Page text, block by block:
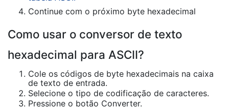
Continue com o próximo byte hexadecimal
Como usar o conversor de texto
hexadecimal para ASCII?
Cole os códigos de byte hexadecimais na caixa
de texto de entrada.
Selecione o tipo de codificação de caracteres.
Pressione o botão Converter.